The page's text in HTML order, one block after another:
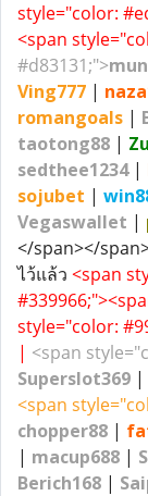
style="color:
<span
#d83131;">
Ving777 |
romangoals |
taotong88 |
sedthee1234|
sojubet | win
Vegaswallet |
</span></
ไว้แล้ว <span
style="color:
| <span
Superslot369 |
<span
chopper88 |
| macup688 |
Berich168 |